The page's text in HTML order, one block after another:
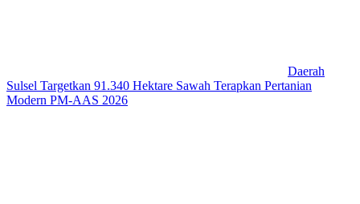
Daerah
Sulsel Targetkan 91.340 Hektare Sawah Terapkan Pertanian
Modern PM-AAS 2026